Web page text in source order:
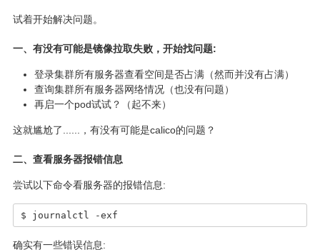
试着开始解决问题。
一、有没有可能是镜像拉取失败，开始找问题:
登录集群所有服务器查看空间是否占满（然而并没有占满）
查询集群所有服务器网络情况（也没有问题）
再启一个pod试试？（起不来）
这就尴尬了......，有没有可能是calico的问题？
二、查看服务器报错信息
尝试以下命令看服务器的报错信息:
$ journalctl -exf
确实有一些错误信息: